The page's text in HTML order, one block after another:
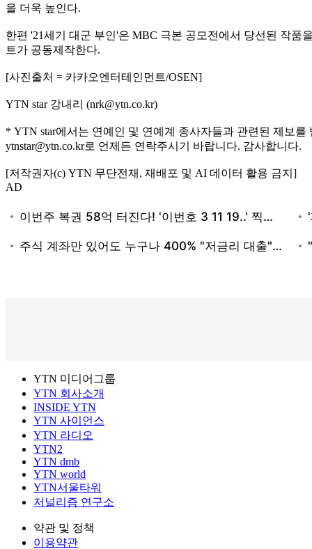
을 더욱 높인다.
한편 '21세기 대군 부인'은 MBC 극본 공모전에서 당선된 작
트가 공동제작한다.
[사진출처 = 카카오엔터테인먼트/OSEN]
YTN star 강내리 (nrk@ytn.co.kr)
* YTN star에서는 연예인 및 연예계 종사자들과 관련된 제보를
ytnstar@ytn.co.kr로 언제든 연락주시기 바랍니다. 감사합니다.
[저작권자(c) YTN 무단전재, 재배포 및 AI 데이터 활용 금지]
AD
YTN 미디어그룹
YTN 회사소개
INSIDE YTN
YTN 사이언스
YTN 라디오
YTN2
YTN dmb
YTN world
YTN서울타워
저널리즘 연구소
약관 및 정책
이용약관